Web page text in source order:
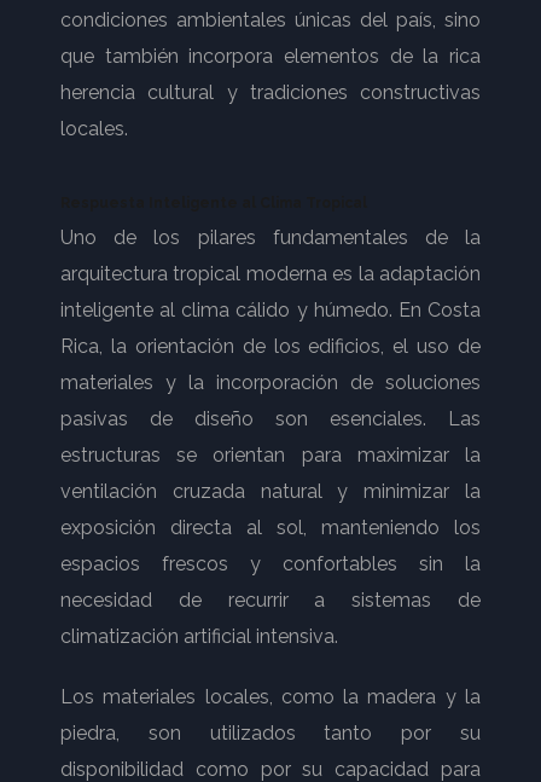
condiciones ambientales únicas del país, sino
que también incorpora elementos de la rica
herencia cultural y tradiciones constructivas
locales.
Uno de los pilares fundamentales de la
arquitectura tropical moderna es la adaptación
inteligente al clima cálido y húmedo. En Costa
Rica, la orientación de los edificios, el uso de
materiales y la incorporación de soluciones
pasivas de diseño son esenciales. Las
estructuras se orientan para maximizar la
ventilación cruzada natural y minimizar la
exposición directa al sol, manteniendo los
espacios frescos y confortables sin la
necesidad de recurrir a sistemas de
climatización artificial intensiva.
Los materiales locales, como la madera y la
piedra, son utilizados tanto por su
disponibilidad como por su capacidad para